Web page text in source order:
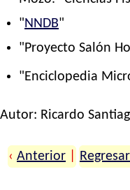
"NNDB"
"Proyecto Salón
"Enciclopedia
Autor: Ricardo
‹ Anterior